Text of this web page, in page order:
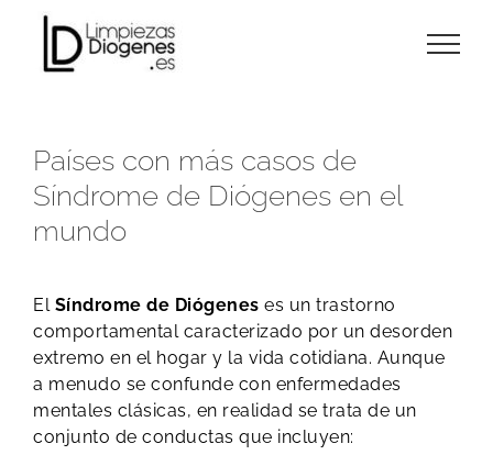
content
Países con más casos de
Síndrome de Diógenes en el
mundo
El Síndrome de Diógenes es un trastorno
comportamental caracterizado por un desorden
extremo en el hogar y la vida cotidiana. Aunque
a menudo se confunde con enfermedades
mentales clásicas, en realidad se trata de un
conjunto de conductas que incluyen: